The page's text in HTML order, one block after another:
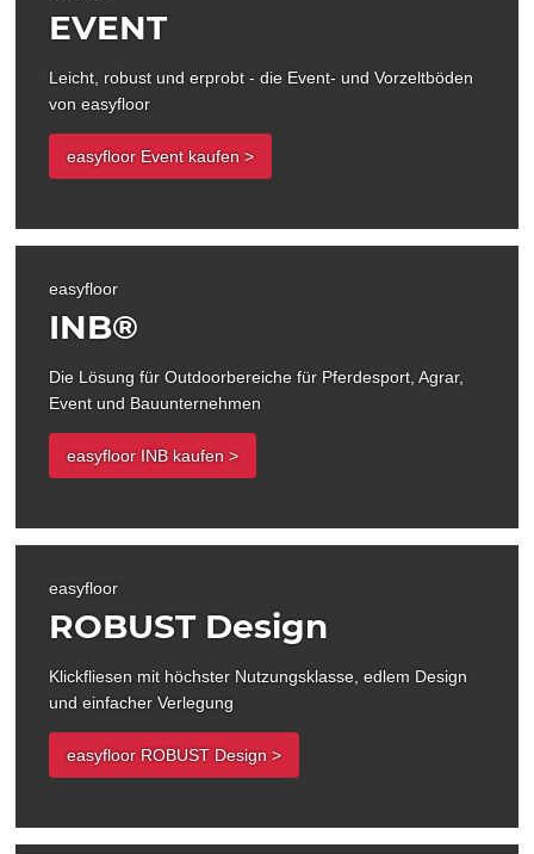
EVENT
Leicht, robust und erprobt - die Event- und Vorzeltböden
von easyfloor
easyfloor Event kaufen >
easyfloor
INB®
Die Lösung für Outdoorbereiche für Pferdesport, Agrar,
Event und Bauunternehmen
easyfloor INB kaufen >
easyfloor
ROBUST Design
Klickfliesen mit höchster Nutzungsklasse, edlem Design
und einfacher Verlegung
easyfloor ROBUST Design >